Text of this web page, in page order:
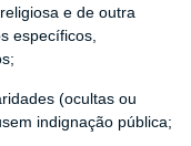
e de outra
específicos,
(ocultas ou
indignação pública;